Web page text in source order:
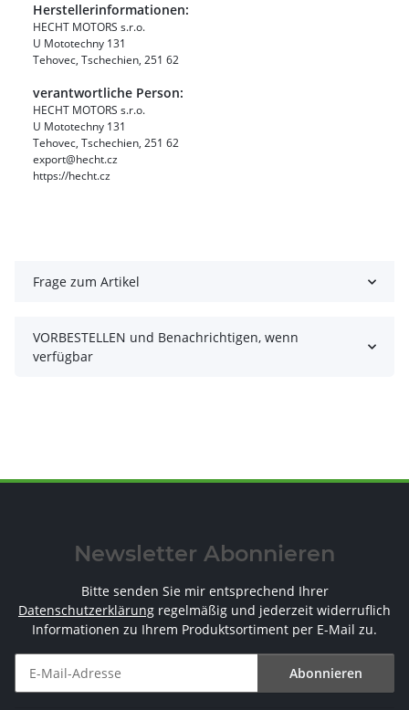
Herstellerinformationen:
HECHT MOTORS s.r.o.
U Mototechny 131
Tehovec, Tschechien, 251 62
verantwortliche Person:
HECHT MOTORS s.r.o.
U Mototechny 131
Tehovec, Tschechien, 251 62
export@hecht.cz
https://hecht.cz
Frage zum Artikel
VORBESTELLEN und Benachrichtigen, wenn
verfügbar
Newsletter Abonnieren
Bitte senden Sie mir entsprechend Ihrer
Datenschutzerklärung regelmäßig und jederzeit widerruflich
Informationen zu Ihrem Produktsortiment per E-Mail zu.
Abonnieren